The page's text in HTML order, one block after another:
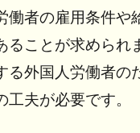
働者の雇用条件や
ることが求められ
る外国人労働者の
夫が必要です。